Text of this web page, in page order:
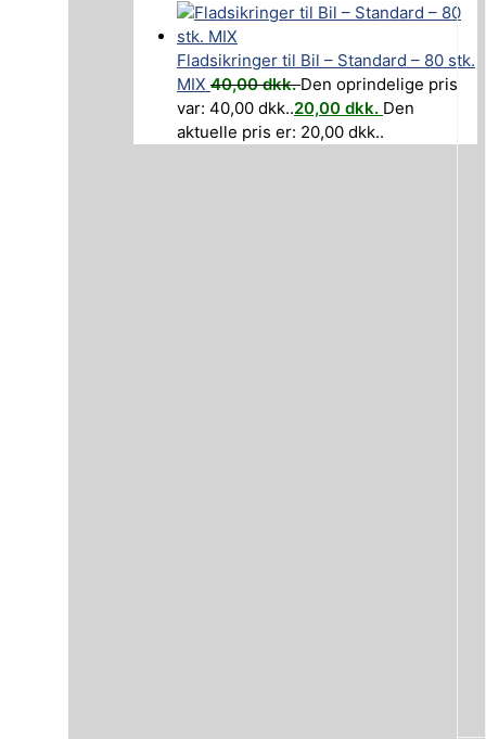
Fladsikringer til Bil – Standard – 80 stk.
MIX 40,00dkk.Den oprindelige pris
var: 40,00 dkk..20,00 dkk. Den
aktuelle pris er: 20,00 dkk..